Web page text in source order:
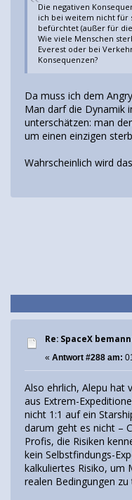
Die negativen
ich bei weitem nicht für
befürchtet (außer für
Wie viele Menschen
Everest oder bei
Konsequenzen?
Da muss ich dem
Man darf die Dynamik
unterschätzen: man
um einen einzigen
Wahrscheinlich wird
Re: SpaceX
« Antwort #288 am:
Also ehrlich, Alepu hat
aus Extrem-
nicht 1:1 auf ein
darum geht es nicht –
Profis, die Risiken
kein Selbstfindungs-
kalkuliertes Risiko, um
realen Bedingungen zu